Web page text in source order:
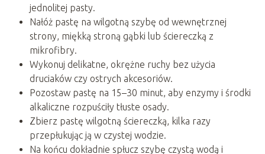
jednolitej pasty.
Nałóż pastę na wilgotną szybę od wewnętrznej
strony, miękką stroną gąbki lub ściereczką z
mikrofibry.
Wykonuj delikatne, okrężne ruchy bez użycia
druciaków czy ostrych akcesoriów.
Pozostaw pastę na 15–30 minut, aby enzymy i środki
alkaliczne rozpuściły tłuste osady.
Zbierz pastę wilgotną ściereczką, kilka razy
przepłukując ją w czystej wodzie.
Na końcu dokładnie spłucz szybę czystą wodą i